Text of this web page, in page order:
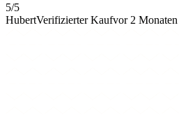
5/5
HubertVerifizierter Kaufvor 2 Monaten